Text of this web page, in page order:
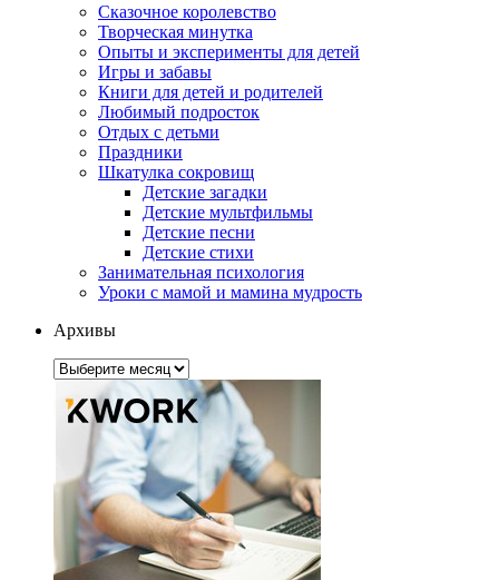
Сказочное королевство
Творческая минутка
Опыты и эксперименты для детей
Игры и забавы
Книги для детей и родителей
Любимый подросток
Отдых с детьми
Праздники
Шкатулка сокровищ
Детские загадки
Детские мультфильмы
Детские песни
Детские стихи
Занимательная психология
Уроки с мамой и мамина мудрость
Архивы
Архивы